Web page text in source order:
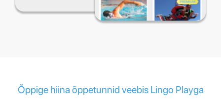
Õppige hiina õppetunnid veebis Lingo Playga